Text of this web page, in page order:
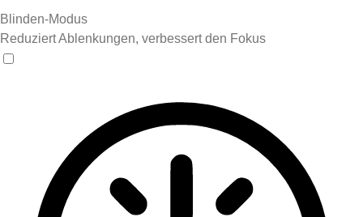
Blinden-Modus
Reduziert Ablenkungen, verbessert den Fokus